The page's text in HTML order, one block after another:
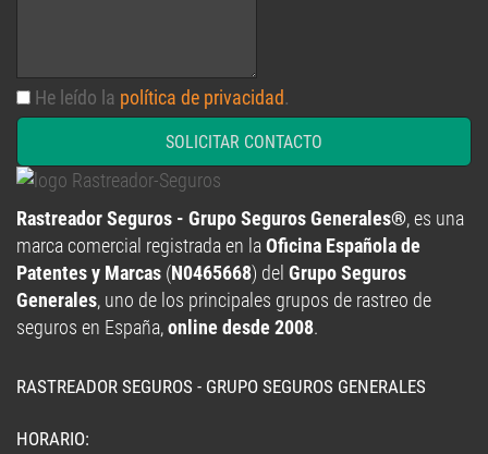
He leído la política de privacidad.
SOLICITAR CONTACTO
Rastreador Seguros - Grupo Seguros Generales®, es una
marca comercial registrada en laOficina Española de
Patentes y Marcas (N0465668) del Grupo Seguros
Generales, uno de los principales grupos de rastreo de
seguros en España,online desde 2008.
RASTREADOR SEGUROS - GRUPO SEGUROS GENERALES
HORARIO: